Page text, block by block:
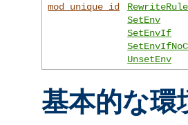
mod_unique_id
RewriteRule
SetEnv
SetEnvIf
UnsetEnv
基本的な環